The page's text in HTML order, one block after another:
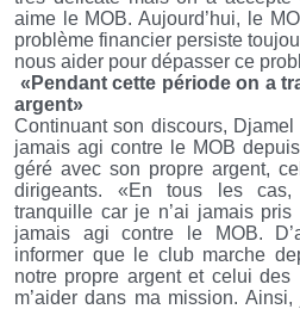
aime le MOB. Aujourd’hui, le
problème financier persiste
nous aider pour dépasser ce
«Pendant cette période on a
argent»
Continuant son discours, Djamel
jamais agi contre le MOB
géré avec son propre argent,
dirigeants. «En tous les
tranquille car je n’ai jamais
jamais agi contre le MOB.
informer que le club marche
notre propre argent et celui des
m’aider dans ma mission.